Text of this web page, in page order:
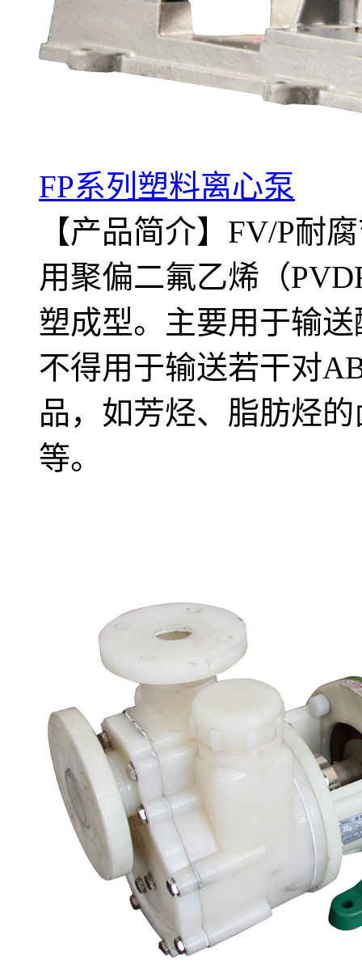
FP系列塑料离心泵
【产品简介】FV/P耐
用聚偏二氟乙烯（
塑成型。主要用于输
不得用于输送若干对
品，如芳烃、脂肪烃
等。